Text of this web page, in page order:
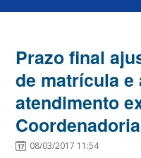
Prazo final
de matrícula e
atendimento
08/03/2017 11:54